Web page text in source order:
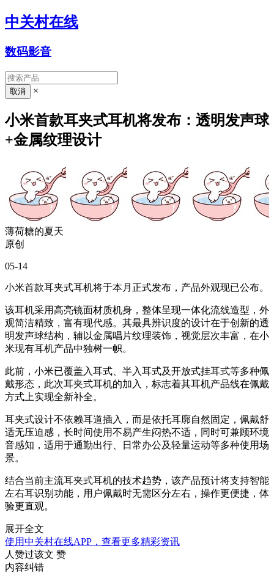
中关村在线
数码影音
×
小米首款耳夹式耳机将发布：透明发声球
+金属纹理设计
薄荷糖的夏天
原创
05-14
小米首款耳夹式耳机将于本月正式发布，产品外观现已公布。
该耳机采用高亮镜面材质机身，整体呈现一体化流线造型，外
观简洁精致，富有现代感。其最具辨识度的设计在于创新的透
明发声球结构，辅以金属唱片纹理装饰，视觉层次丰富，在小
米现有耳机产品中独树一帜。
此前，小米已覆盖入耳式、半入耳式及开放式挂耳式等多种佩
戴形态，此次耳夹式耳机的加入，标志着其耳机产品线在佩戴
方式上实现全新补全。
耳夹式设计不依赖耳道插入，而是依托耳廓自然固定，佩戴舒
适无压迫感，长时间使用不易产生闷热不适，同时可兼顾环境
音感知，适用于通勤出行、日常办公及轻量运动等多种使用场
景。
结合当前主流耳夹式耳机的技术趋势，该产品预计将支持智能
左右耳识别功能，用户佩戴时无需区分左右，操作更便捷，体
验更直观。
展开全文
使用中关村在线APP，查看更多精彩资讯
人赞过该文 赞
内容纠错